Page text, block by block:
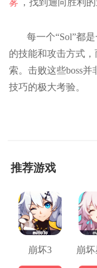
每一个“Sol”都
的技能和攻击方式
索。击败这些boss
技巧的极大考验。
推荐游戏
崩坏3